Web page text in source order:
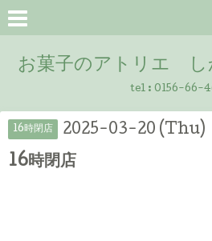
お菓子のアトリエ
tel : 0156-66-
16時閉店 2025-03-20 (Thu)
16時閉店